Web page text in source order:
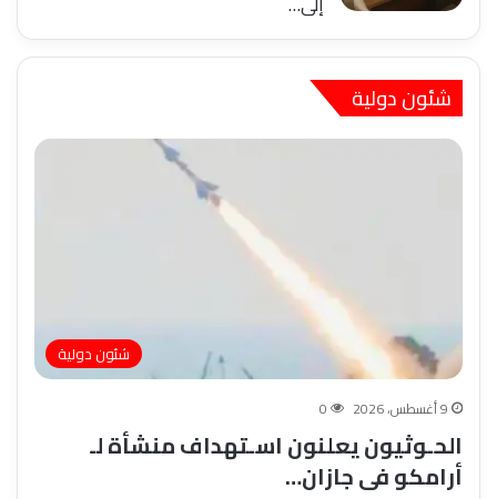
شئون دولية
شئون دولية
9 أغسطس، 2026 0
الحـوثيون يعلنون اسـتهداف منشأة لـ
أرامكو فى جازان…